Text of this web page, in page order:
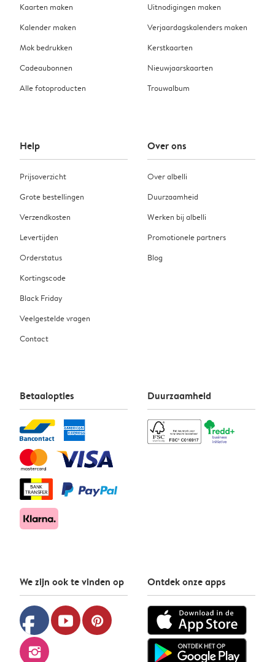
Kaarten maken
Kalender maken
Mok bedrukken
Cadeaubonnen
Alle fotoproducten
Uitnodigingen maken
Verjaardagskalenders maken
Kerstkaarten
Nieuwjaarskaarten
Trouwalbum
Help
Prijsoverzicht
Grote bestellingen
Verzendkosten
Levertijden
Orderstatus
Kortingscode
Black Friday
Veelgestelde vragen
Contact
Over ons
Over albelli
Duurzaamheid
Werken bij albelli
Promotionele partners
Blog
Betaalopties Duurzaamheid
We zijn ook te vinden op
facebook youtube pinterest
instagram
Ontdek onze apps